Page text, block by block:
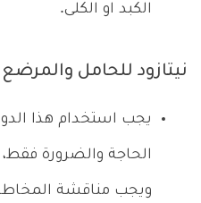
الكبد او الكلى.
نيتازود للحامل والمرضع
يجب استخدام هذا
الحاجة والضرورة
ويجب مناقشة المخاطر